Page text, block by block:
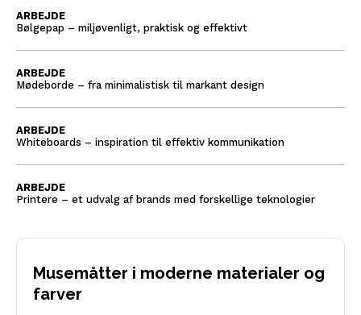
Bølgepap – miljøvenligt, praktisk og effektivt
ARBEJDE
Mødeborde – fra minimalistisk til markant design
ARBEJDE
Whiteboards – inspiration til effektiv kommunikation
ARBEJDE
Printere – et udvalg af brands med forskellige teknologier
ARBEJDE
Musemåtter i moderne materialer og
farver